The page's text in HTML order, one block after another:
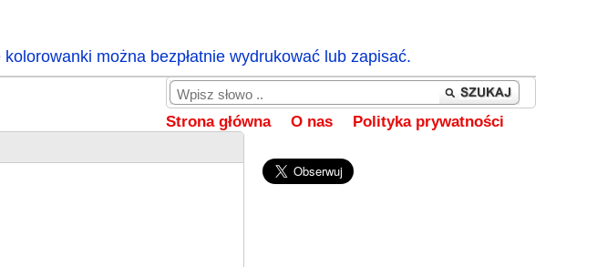
można bezpłatnie wydrukować lub zapisać.
Strona główna O nas Polityka prywatności